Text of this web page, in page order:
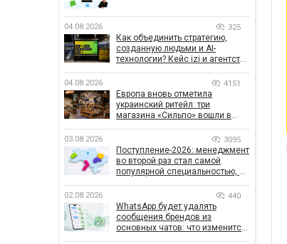
04.08.2026 325
Как объединить стратегию,
созданную людьми и AI-
технологии? Кейс izi и агентства
04.08.2026 4151
Европа вновь отметила
украинский ритейл: три
магазина «Сильпо» вошли в
03.08.2026 3095
Поступление-2026: менеджмент
во второй раз стал самой
популярной специальностью, а
рекордным за последние 5 лет
02.08.2026 440
WhatsApp будет удалять
сообщения брендов из
основных чатов: что изменится